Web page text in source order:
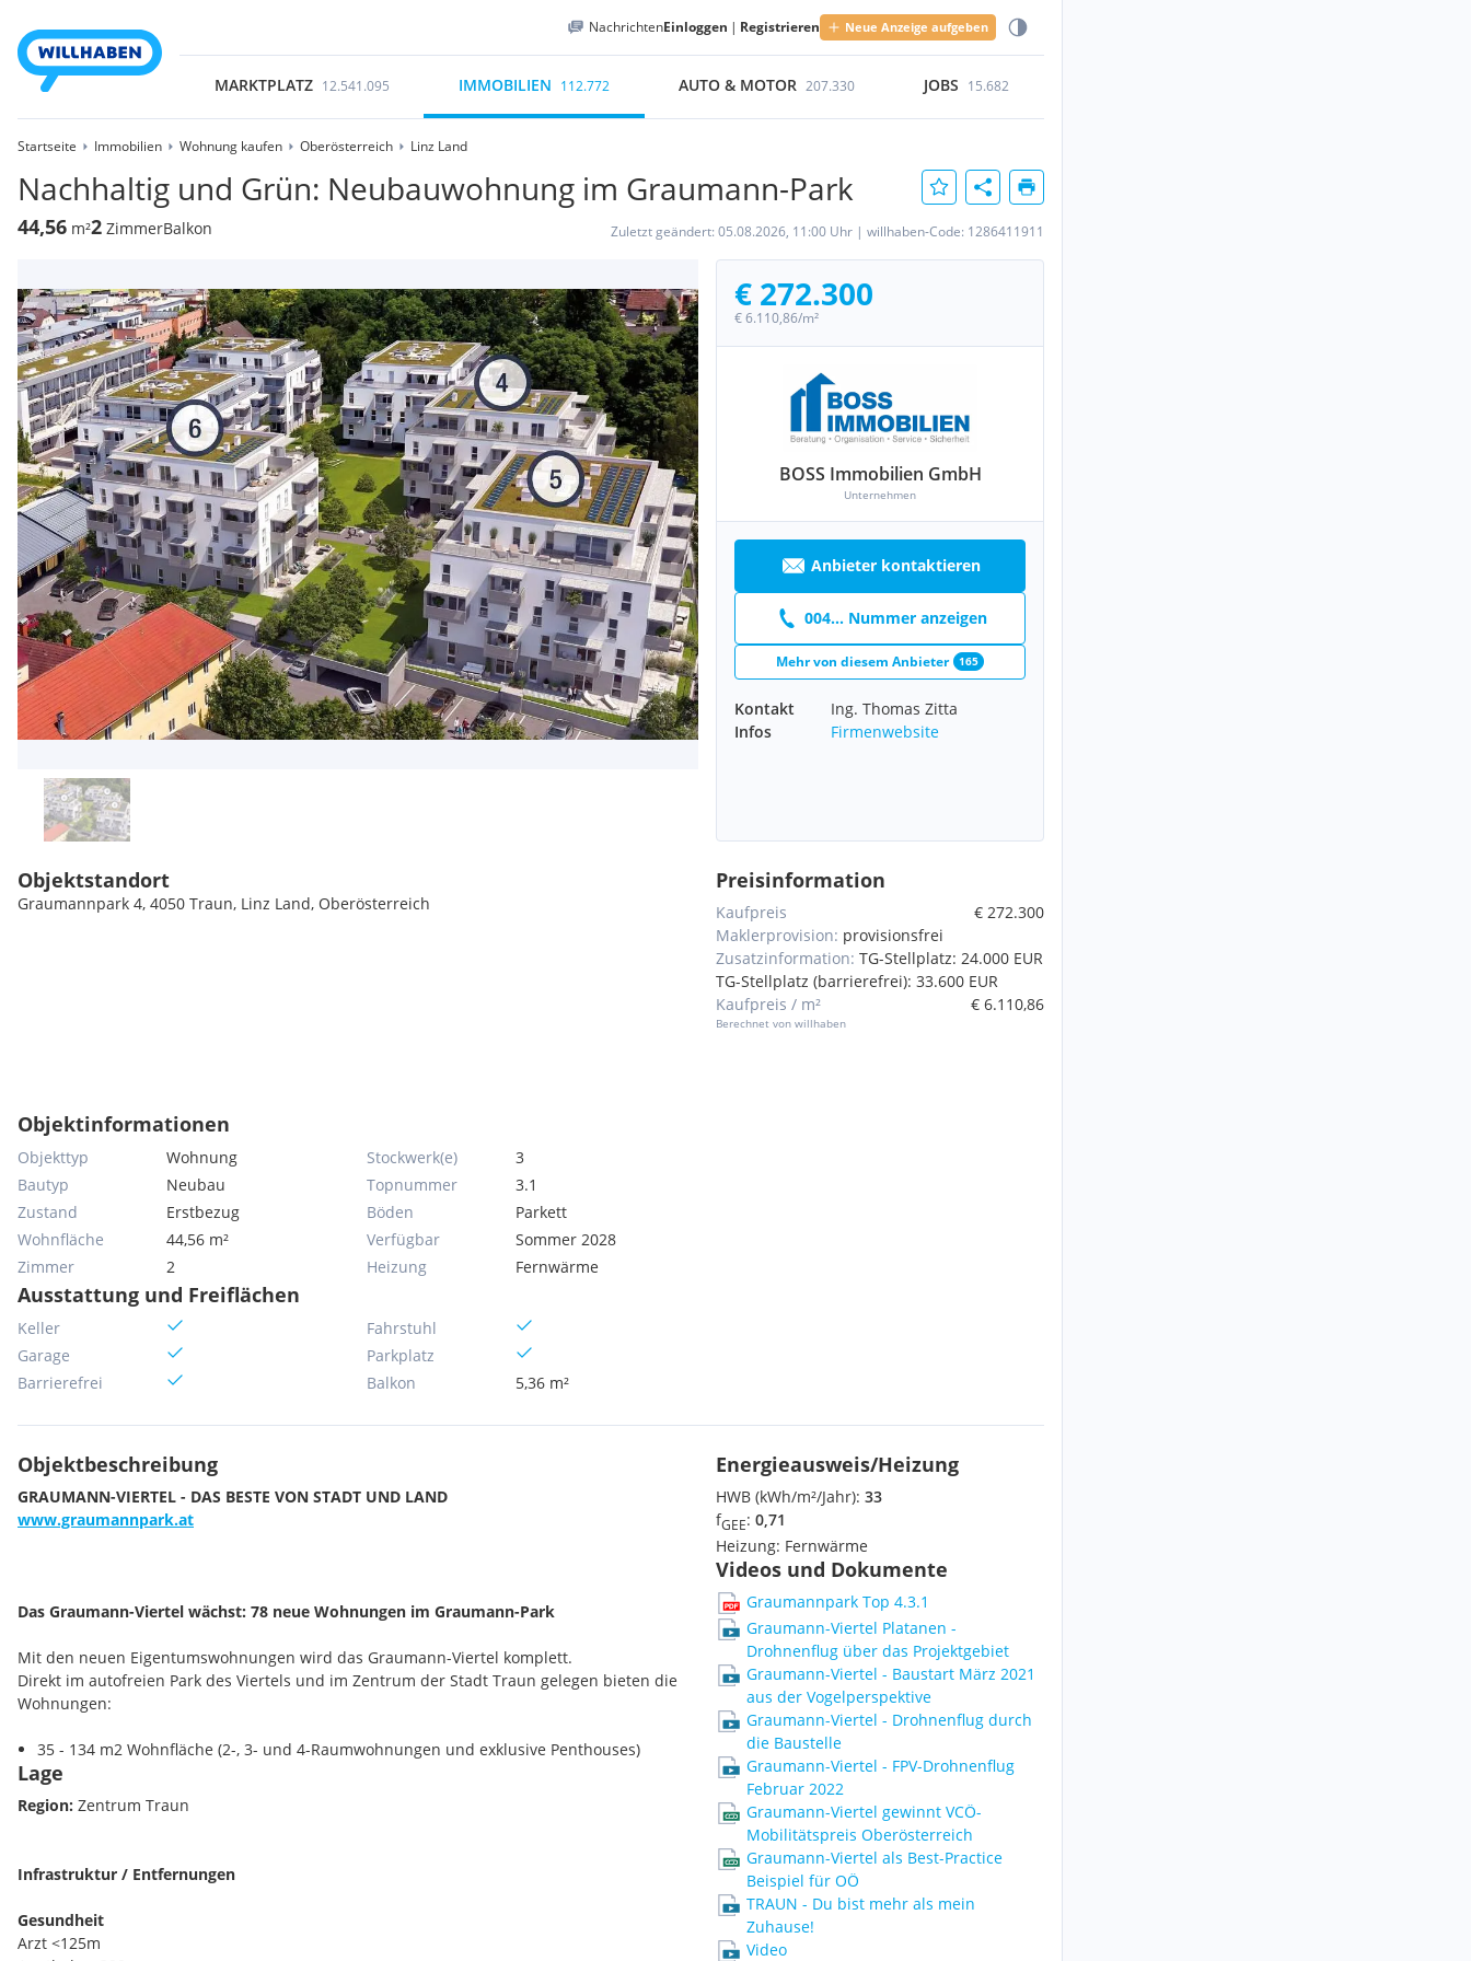
NachrichtenEinloggen | Registrieren Neue Anzeige aufgeben
MARKTPLATZ 12.541.095 IMMOBILIEN 112.772 AUTO & MOTOR 207.330 JOBS 15.682
Startseite Immobilien Wohnung kaufen Oberösterreich Linz Land
Nachhaltig und Grün: Neubauwohnung im Graumann-Park
44,56 m²2 ZimmerBalkon Zuletzt geändert: 05.08.2026, 11:00 Uhr | willhaben-Code: 1286411911
€ 272.300
€ 6.110,86/m²
BOSS Immobilien GmbH
Unternehmen
Anbieter kontaktieren
004... Nummer anzeigen
Mehr von diesem Anbieter 165
Kontakt
Ing. Thomas Zitta
Infos
Firmenwebsite
Objektstandort
Graumannpark 4, 4050 Traun, Linz Land, Oberösterreich
Objektinformationen
Objekttyp
Wohnung
Bautyp
Neubau
Zustand
Erstbezug
Wohnfläche
44,56 m²
Zimmer
2
Stockwerk(e)
3
Topnummer
3.1
Böden
Parkett
Verfügbar
Sommer 2028
Heizung
Fernwärme
Ausstattung und Freiflächen
Keller
Garage
Barrierefrei
Fahrstuhl
Parkplatz
Balkon
5,36 m²
Preisinformation
Kaufpreis
€ 272.300
Maklerprovision: provisionsfrei
Zusatzinformation: TG-Stellplatz: 24.000 EUR
TG-Stellplatz (barrierefrei): 33.600 EUR
Kaufpreis / m²
Berechnet von willhaben
€ 6.110,86
Objektbeschreibung
GRAUMANN-VIERTEL - DAS BESTE VON STADT UND LAND
www.graumannpark.at
Das Graumann-Viertel wächst: 78 neue Wohnungen im Graumann-Park
Mit den neuen Eigentumswohnungen wird das Graumann-Viertel komplett.
Direkt im autofreien Park des Viertels und im Zentrum der Stadt Traun gelegen bieten die
Wohnungen:
35 - 134 m2 Wohnfläche (2-, 3- und 4-Raumwohnungen und exklusive Penthouses)
Bis zu 2,80 Meter Raumhöhe
Balkone und Terrassen
Kostengünstige Grundwasser-Kühlung (Free-Cooling)
Tiefgaragenplätze
Die Grünruhelage im Herzen von Traun bietet Ihnen viele Möglichkeiten:
Lage
Region: Zentrum Traun
Infrastruktur / Entfernungen
Gesundheit
Arzt <125m
Energieausweis/Heizung
HWB (kWh/m²/Jahr): 33
fGEE: 0,71
Heizung: Fernwärme
Videos und Dokumente
Graumannpark Top 4.3.1
Graumann-Viertel Platanen -
Drohnenflug über das Projektgebiet
Graumann-Viertel - Baustart März 2021
aus der Vogelperspektive
Graumann-Viertel - Drohnenflug durch
die Baustelle
Graumann-Viertel - FPV-Drohnenflug
Februar 2022
Graumann-Viertel gewinnt VCÖ-
Mobilitätspreis Oberösterreich
Graumann-Viertel als Best-Practice
Beispiel für OÖ
TRAUN - Du bist mehr als mein
Zuhause!
Video